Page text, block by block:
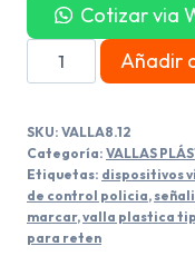
Cotizar via
Valla
Plástica
Marcar
Tipo
Reten
Rellenable
Añadir
SKU: VALLA8.12
Categoría: VALLAS
Etiquetas: dispositivos
de control policia,
marcar,valla plastica
para reten